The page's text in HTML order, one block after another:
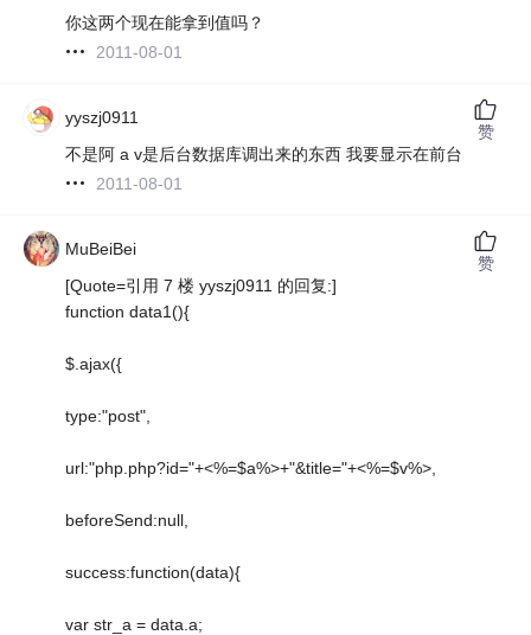
你这两个现在能拿到值吗？
2011-08-01
yyszj0911
不是阿 a v是后台数据库调出来的东西 我要显示在前台
2011-08-01
赞
MuBeiBei
[Quote=引用 7 楼 yyszj0911 的回复:]
function data1(){
$.ajax({
type:"post",
url:"php.php?id="+<%=$a%>+"&title="+<%=$v%>,
beforeSend:null,
success:function(data){
var str_a = data.a;
赞